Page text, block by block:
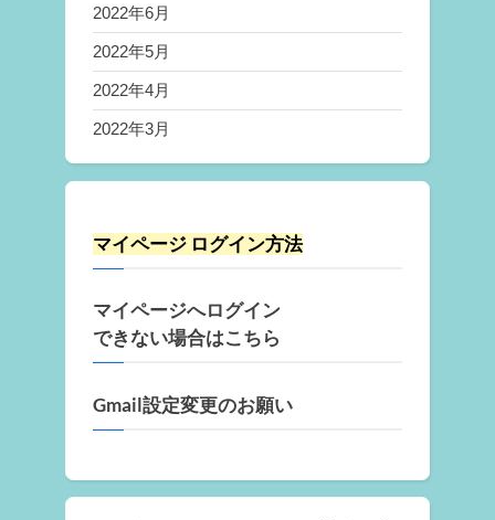
2022年6月
2022年5月
2022年4月
2022年3月
マイページ ログイン方法
マイページへログイン
できない場合はこちら
Gmail設定変更のお願い